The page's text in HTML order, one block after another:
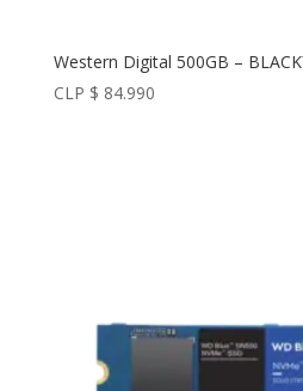
Western Digital 500GB –
CLP $ 84.990